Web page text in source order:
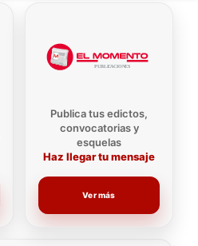
Publica tus edictos,
convocatorias y
esquelas
Haz llegar tu mensaje
Ver más